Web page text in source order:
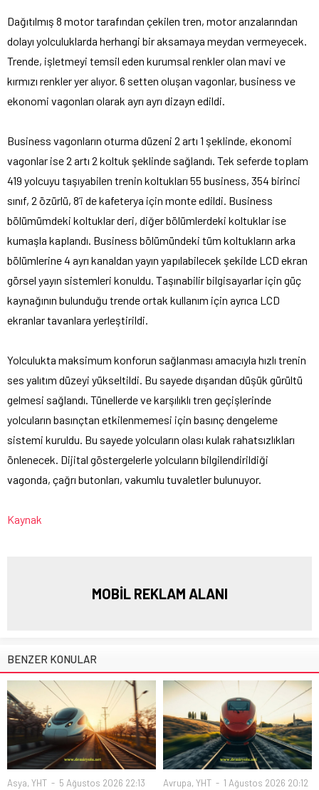
Dağıtılmış 8 motor tarafından çekilen tren, motor arızalarından
dolayı yolculuklarda herhangi bir aksamaya meydan vermeyecek.
Trende, işletmeyi temsil eden kurumsal renkler olan mavi ve
kırmızı renkler yer alıyor. 6 setten oluşan vagonlar, business ve
ekonomi vagonları olarak ayrı ayrı dizayn edildi.
Business vagonların oturma düzeni 2 artı 1 şeklinde, ekonomi
vagonlar ise 2 artı 2 koltuk şeklinde sağlandı. Tek seferde toplam
419 yolcuyu taşıyabilen trenin koltukları 55 business, 354 birinci
sınıf, 2 özürlü, 8’i de kafeterya için monte edildi. Business
bölümümdeki koltuklar deri, diğer bölümlerdeki koltuklar ise
kumaşla kaplandı. Business bölümündeki tüm koltukların arka
bölümlerine 4 ayrı kanaldan yayın yapılabilecek şekilde LCD ekran
görsel yayın sistemleri konuldu. Taşınabilir bilgisayarlar için güç
kaynağının bulunduğu trende ortak kullanım için ayrıca LCD
ekranlar tavanlara yerleştirildi.
Yolculukta maksimum konforun sağlanması amacıyla hızlı trenin
ses yalıtım düzeyi yükseltildi. Bu sayede dışarıdan düşük gürültü
gelmesi sağlandı. Tünellerde ve karşılıklı tren geçişlerinde
yolcuların basınçtan etkilenmemesi için basınç dengeleme
sistemi kuruldu. Bu sayede yolcuların olası kulak rahatsızlıkları
önlenecek. Dijital göstergelerle yolcuların bilgilendirildiği
vagonda, çağrı butonları, vakumlu tuvaletler bulunuyor.
Kaynak
MOBİL REKLAM ALANI
BENZER KONULAR
Asya, YHT 5 Ağustos 2026 22:13 Avrupa, YHT 1 Ağustos 2026 20:12